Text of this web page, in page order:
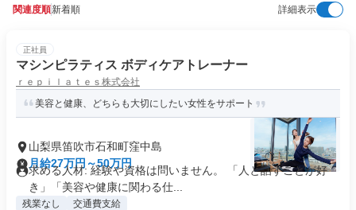
関連度順新着順 詳細表示
正社員
マシンピラティス ボディケアトレーナー
ｒｅｐｉｌａｔｅｓ株式会社
美容と健康、どちらも大切にしたい女性をサポート
山梨県笛吹市石和町窪中島
月給27万円～50万円
求める人材: 経験や資格は問いません。 「人と話すことが好
き」「美容や健康に関わる仕...
残業なし 交通費支給